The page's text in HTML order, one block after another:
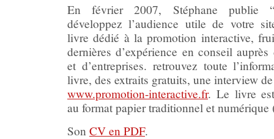
En février 2007, Stéphane publie
développez l’audience utile de votre
livre dédié à la promotion interactive,
dernières d’expérience en conseil auprès
et d’entreprises. retrouvez toute
livre, des extraits gratuits, une interview
www.promotion-interactive.fr. Le livre
au format papier traditionnel et numérique
Son CV en PDF.